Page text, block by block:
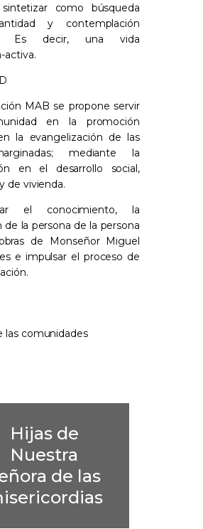
como búsqueda
y contemplación
Es decir, una vida
activa.
MAB se propone servir
en la promoción
la evangelización de las
mediante la
en el desarrollo social,
de vivienda.
el conocimiento, la
de la persona de la persona
de Monseñor Miguel
e impulsar el proceso de
las comunidades
Hijas de
Nuestra
de las